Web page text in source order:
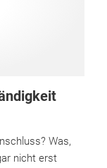
Was,
nicht erst